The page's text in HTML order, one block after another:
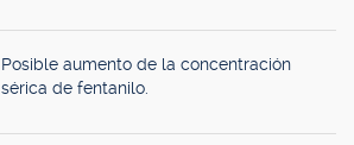
Posible aumento de la concentración
sérica de fentanilo.